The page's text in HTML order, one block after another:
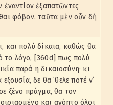
ἐναντίον ἐξαπατῶντες
φόβον. ταῦτα μὲν οὖν δὴ
και πολύ δίκαια, καθώς θα
το λόγο, [360d] πως πολύ
παρά η δικαιοσύνη· κι
δε θα ᾽θελε ποτέ ν᾽
ξένο πράγμα, θα τον
και ανόητο όλοι